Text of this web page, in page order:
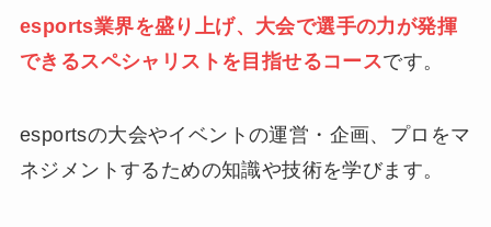
esports業界を盛り上げ、大会で選手の力が発揮
できるスペシャリストを目指せるコースです。
esportsの大会やイベントの運営・企画、プロをマ
ネジメントするための知識や技術を学びます。